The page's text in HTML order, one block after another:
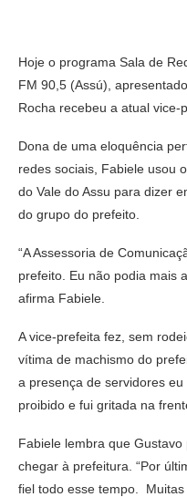
Hoje o programa Sala de
FM 90,5 (Assú),
Rocha recebeu a atual vice-
Dona de uma eloquência
redes sociais, Fabiele usou
do Vale do Assu para dizer
do grupo do prefeito.
“A Assessoria de
prefeito. Eu não podia mais
afirma Fabiele.
A vice-prefeita fez, sem
vítima de machismo do
a presença de servidores
proibido e fui gritada na
Fabiele lembra que
chegar à prefeitura. “Por
fiel todo esse tempo.